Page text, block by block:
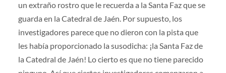
un extraño rostro que le recuerda a la Santa Faz que se
guarda en la Catedral de Jaén. Por supuesto, los
investigadores parece que no dieron con la pista que
les había proporcionado la susodicha: ¡la Santa Faz de
la Catedral de Jaén! Lo cierto es que no tiene parecido